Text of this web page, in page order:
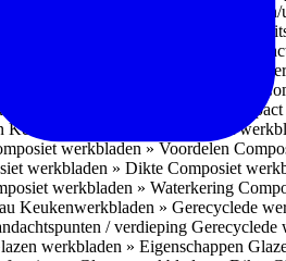
» Tegelbakken Spoelunits »
» Onderbouw methode
Keukenwerkbladen »
» Nadelen Compact laminaat
laminaat werkbladen » Uitstraling
laminaat werkbladen
Keukenwerkbladen » Composiet
werkbladen » Voordelen
werkbladen » Dikte Composiet
werkbladen » Waterkering
Keukenwerkbladen » Gerecyclede
/ verdieping Gerecyclede
werkbladen » Eigenschappen